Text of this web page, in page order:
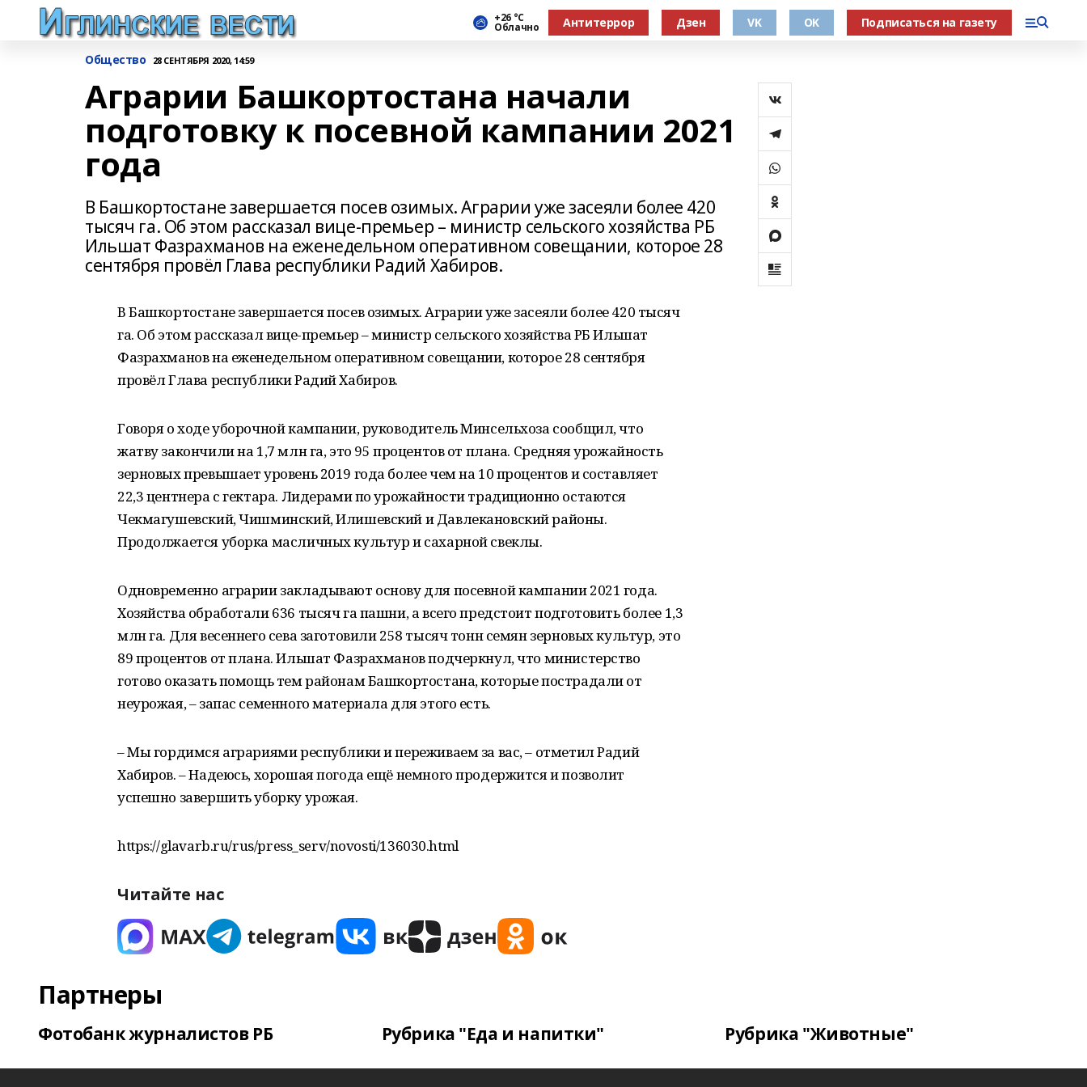
+26 °С
Облачно Антитеррор Дзен VK OK Подписаться на газету
Общество 28 СЕНТЯБРЯ 2020, 14:59
Аграрии Башкортостана начали
подготовку к посевной кампании 2021
года
В Башкортостане завершается посев озимых. Аграрии уже засеяли более 420
тысяч га. Об этом рассказал вице-премьер – министр сельского хозяйства РБ
Ильшат Фазрахманов на еженедельном оперативном совещании, которое 28
сентября провёл Глава республики Радий Хабиров.
В Башкортостане завершается посев озимых. Аграрии уже засеяли более 420 тысяч
га. Об этом рассказал вице-премьер – министр сельского хозяйства РБ Ильшат
Фазрахманов на еженедельном оперативном совещании, которое 28 сентября
провёл Глава республики Радий Хабиров.
Говоря о ходе уборочной кампании, руководитель Минсельхоза сообщил, что
жатву закончили на 1,7 млн га, это 95 процентов от плана. Средняя урожайность
зерновых превышает уровень 2019 года более чем на 10 процентов и составляет
22,3 центнера с гектара. Лидерами по урожайности традиционно остаются
Чекмагушевский, Чишминский, Илишевский и Давлекановский районы.
Продолжается уборка масличных культур и сахарной свеклы.
Одновременно аграрии закладывают основу для посевной кампании 2021 года.
Хозяйства обработали 636 тысяч га пашни, а всего предстоит подготовить более 1,3
млн га. Для весеннего сева заготовили 258 тысяч тонн семян зерновых культур, это
89 процентов от плана. Ильшат Фазрахманов подчеркнул, что министерство
готово оказать помощь тем районам Башкортостана, которые пострадали от
неурожая, – запас семенного материала для этого есть.
– Мы гордимся аграриями республики и переживаем за вас, – отметил Радий
Хабиров. – Надеюсь, хорошая погода ещё немного продержится и позволит
успешно завершить уборку урожая.
https://glavarb.ru/rus/press_serv/novosti/136030.html
Читайте нас
Партнеры
Фотобанк журналистов РБ Рубрика "Еда и напитки" Рубрика "Животные"